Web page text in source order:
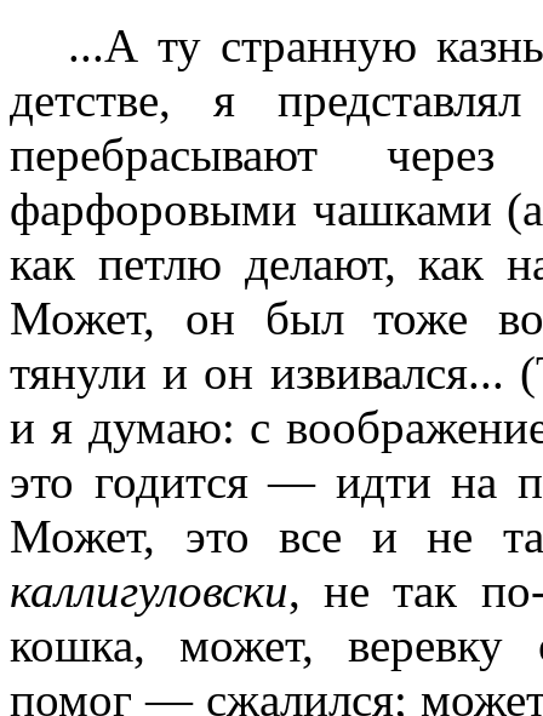
...А ту странную
детстве, я
перебрасывают
фарфоровыми чашками (а
как петлю делают, как
Может, он был тоже
тянули и он извивался...
и я думаю: с
это годится — идти на
Может, это все и не
каллигуловски, не так
кошка, может, веревку
помог — сжалился;